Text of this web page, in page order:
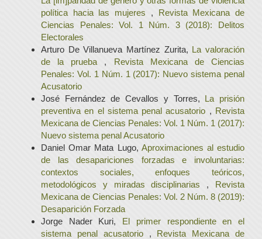
política hacia las mujeres , Revista Mexicana de
Ciencias Penales: Vol. 1 Núm. 3 (2018): Delitos
Electorales
Arturo De Villanueva Martínez Zurita, La valoración
de la prueba , Revista Mexicana de Ciencias
Penales: Vol. 1 Núm. 1 (2017): Nuevo sistema penal
Acusatorio
José Fernández de Cevallos y Torres, La prisión
preventiva en el sistema penal acusatorio , Revista
Mexicana de Ciencias Penales: Vol. 1 Núm. 1 (2017):
Nuevo sistema penal Acusatorio
Daniel Omar Mata Lugo, Aproximaciones al estudio
de las desapariciones forzadas e involuntarias:
contextos sociales, enfoques teóricos,
metodológicos y miradas disciplinarias , Revista
Mexicana de Ciencias Penales: Vol. 2 Núm. 8 (2019):
Desaparición Forzada
Jorge Nader Kuri, El primer respondiente en el
sistema penal acusatorio , Revista Mexicana de